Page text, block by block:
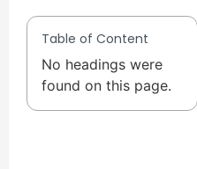
Table of Content
No headings were
found on this page.